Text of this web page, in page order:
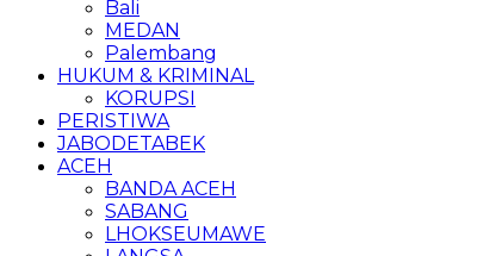
Bali
MEDAN
Palembang
HUKUM & KRIMINAL
KORUPSI
PERISTIWA
JABODETABEK
ACEH
BANDA ACEH
SABANG
LHOKSEUMAWE